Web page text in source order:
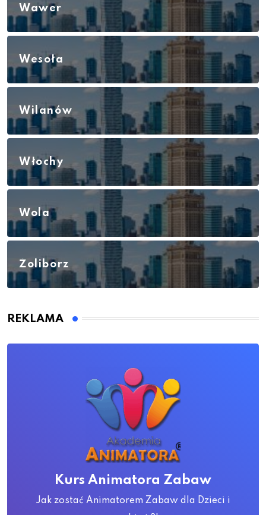
Wawer
Wesoła
Wilanów
Włochy
Wola
Żoliborz
REKLAMA
Kurs Animatora Zabaw
Jak zostać Animatorem Zabaw dla Dzieci i